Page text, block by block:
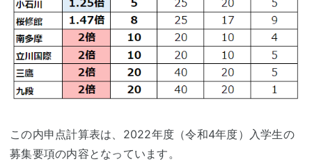
この内申点計算表は、2022年度（令和4年度）入学生の
募集要項の内容となっています。